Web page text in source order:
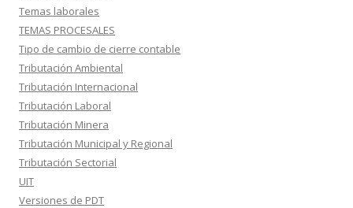
Temas laborales
TEMAS PROCESALES
Tipo de cambio de cierre contable
Tributación Ambiental
Tributación Internacional
Tributación Laboral
Tributación Minera
Tributación Municipal y Regional
Tributación Sectorial
UIT
Versiones de PDT